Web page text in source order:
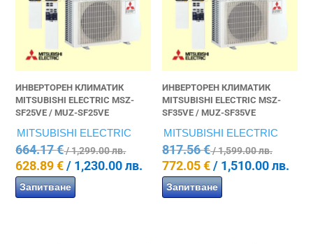
ИНВЕРТОРЕН КЛИМАТИК
MITSUBISHI ELECTRIC MSZ-
SF25VE / MUZ-SF25VE
MITSUBISHI ELECTRIC
664.17€/ 1,299.00 лв.Original
price
664.17 €
628.89€ / 1,230.00 лв. Текущата
цена
Запитване
ИНВЕРТОРЕН КЛИМАТИК
MITSUBISHI ELECTRIC MSZ-
SF35VE / MUZ-SF35VE
MITSUBISHI ELECTRIC
817.56€/ 1,599.00 лв.
price
772.05€/ 1,510.00 лв.
Запитване